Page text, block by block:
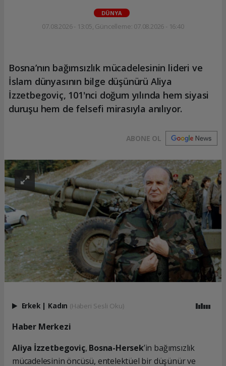
DÜNYA
07.08.2026 - 13:05, Güncelleme: 07.08.2026 - 16:40
Bosna’nın bağımsızlık mücadelesinin lideri ve
İslam dünyasının bilge düşünürü Aliya
İzzetbegoviç, 101'nci doğum yılında hem siyasi
duruşu hem de felsefi mirasıyla anılıyor.
ABONE OL
Erkek | Kadın (Haberi Sesli Oku)
Haber Merkezi
Aliya İzzetbegoviç, Bosna-Hersek’in bağımsızlık
mücadelesinin öncüsü, entelektüel bir düşünür ve